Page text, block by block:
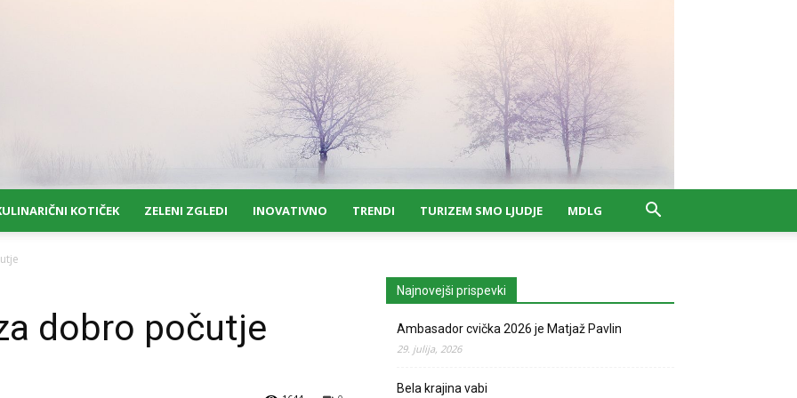
KOTIČEK ZELENI ZGLEDI INOVATIVNO TRENDI TURIZEM SMO LJUDJE MDLG
dobro počutje
Najnovejši prispevki
Ambasador cvička 2026 je Matjaž Pavlin
29. julija, 2026
Bela krajina vabi